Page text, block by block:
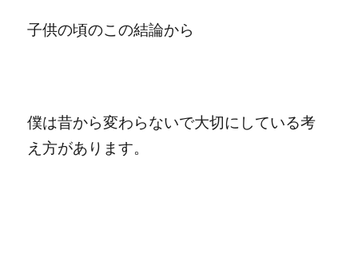
子供の頃のこの結論から
僕は昔から変わらないで大切にしている考
え方があります。